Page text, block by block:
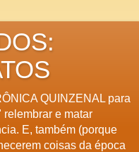
QUINZENAL para
e matar
E, também (porque
coisas da época